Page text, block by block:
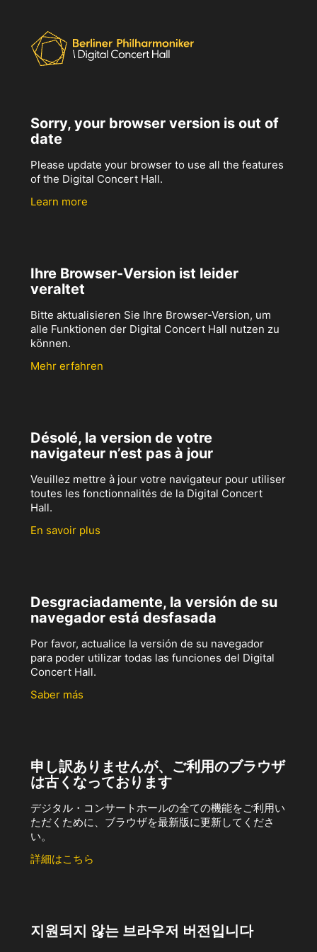
Sorry, your browser version is out of
date
Please update your browser to use all the features
of the Digital Concert Hall.
Learn more
Ihre Browser-Version ist leider
veraltet
Bitte aktualisieren Sie Ihre Browser-Version, um
alle Funktionen der Digital Concert Hall nutzen zu
können.
Mehr erfahren
Désolé, la version de votre
navigateur n’est pas à jour
Veuillez mettre à jour votre navigateur pour utiliser
toutes les fonctionnalités de la Digital Concert
Hall.
En savoir plus
Desgraciadamente, la versión de su
navegador está desfasada
Por favor, actualice la versión de su navegador
para poder utilizar todas las funciones del Digital
Concert Hall.
Saber más
申し訳ありませんが、ご利用のブラウザ
は古くなっております
デジタル・コンサートホールの全ての機能をご利用い
ただくために、ブラウザを最新版に更新してくださ
い。
詳細はこちら
지원되지 않는 브라우저 버전입니다